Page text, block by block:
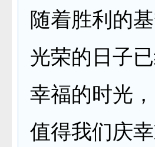
随着胜利的基
光荣的日子已
幸福的时光，
值得我们庆幸